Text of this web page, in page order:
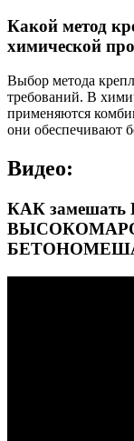
Какой метод
химической
Выбор метода
требований. В
применяются
они обеспечивают
Видео:
КАК